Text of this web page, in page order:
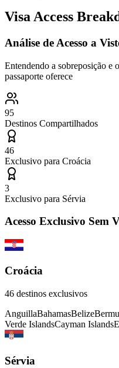
Visa Access
Análise de Acesso a
Entendendo a sobreposição e
passaporte oferece
95
Destinos Compartilhados
46
Exclusivo para Croácia
3
Exclusivo para Sérvia
Acesso Exclusivo Sem
Croácia
46 destinos exclusivos
AnguillaBahamasBelize
Verde IslandsCayman Islands
Sérvia